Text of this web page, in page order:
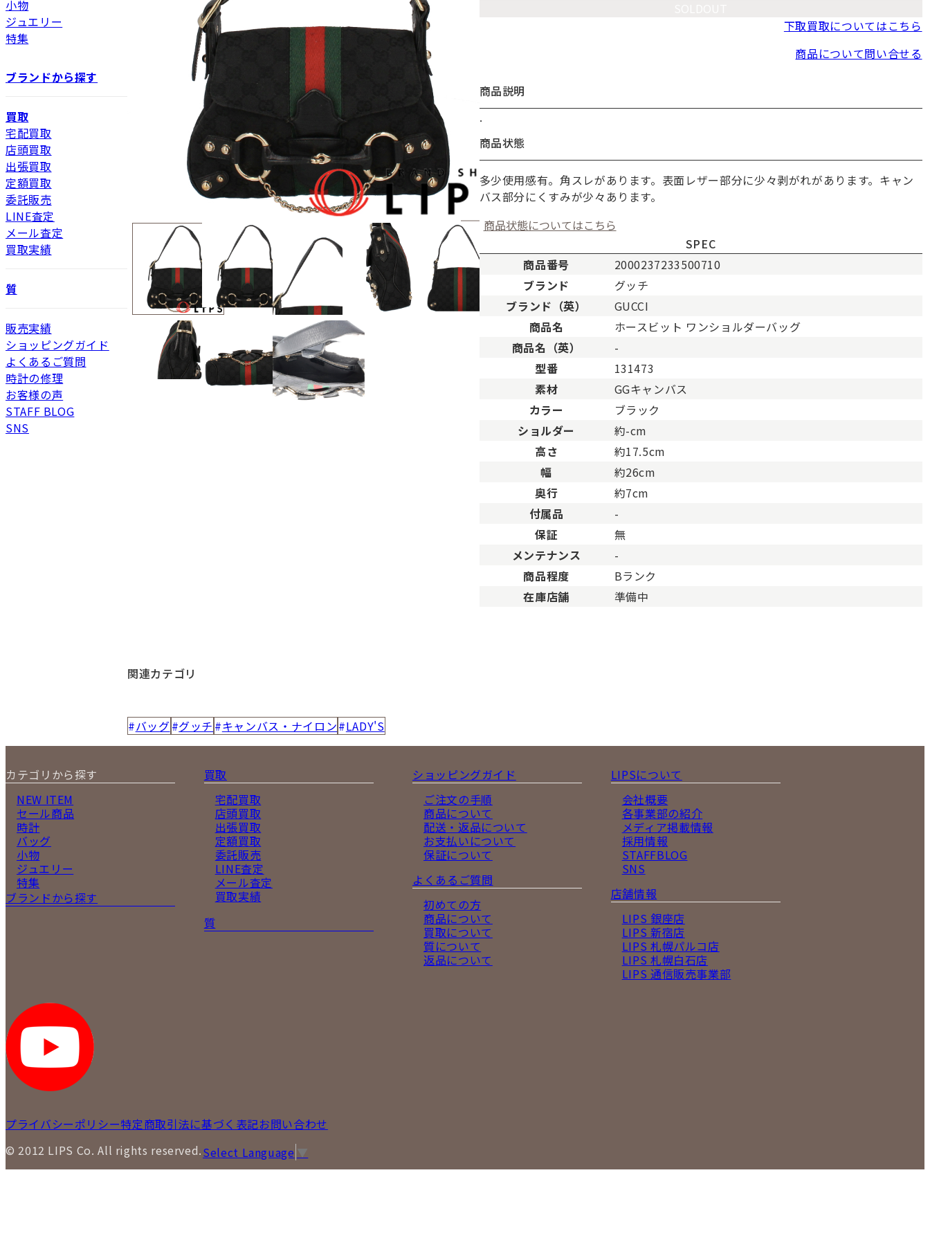
小物
ジュエリー
特集
ブランドから探す
買取
宅配買取
店頭買取
出張買取
定額買取
委託販売
LINE査定
メール査定
買取実績
質
販売実績
ショッピングガイド
よくあるご質問
時計の修理
お客様の声
STAFF BLOG
SNS
下取買取についてはこちら
商品について問い合せる
商品説明
.
商品状態
多少使用感有。角スレがあります。表面レザー部分に少々剥がれがあります。キャン
バス部分にくすみが少々あります。
商品状態についてはこちら
新品
新品状態。
未使用 展示品などの未使用品。
SAランク未使用同様品。数回使用した程度、もしくは新品に近い状態の商品。
Aランク 僅かな傷、汚れはありますが比較的程度の良い商品。
ABランク少々使用感はありますが、キズや汚れが少なめで比較的状態の良い商品。
一般的な使用感があり、傷・汚れがあるが使用に支障が無い商品。
とても使用感のある商品。傷や汚れなどがあり、目立つ場合があります。
SPEC
商品番号
2000237233500710
ブランド
グッチ
ブランド（英）
GUCCI
商品名
ホースビット ワンショルダーバッグ
商品名（英）
-
型番
131473
素材
GGキャンバス
カラー
ブラック
ショルダー
約-cm
高さ
約17.5cm
幅
約26cm
奥行
約7cm
付属品
-
保証
無
メンテナンス
-
商品程度
Bランク
在庫店舗
準備中
関連カテゴリ
バッグ グッチ キャンバス・ナイロン LADY'S
カテゴリから探す
NEW ITEM
セール商品
時計
バッグ
小物
ジュエリー
特集
ブランドから探す
買取
宅配買取
店頭買取
出張買取
定額買取
委託販売
LINE査定
メール査定
買取実績
質
ショッピングガイド
ご注文の手順
商品について
配送・返品について
お支払いについて
保証について
よくあるご質問
初めての方
商品について
買取について
質について
返品について
LIPSについて
会社概要
各事業部の紹介
メディア掲載情報
採用情報
STAFFBLOG
SNS
店舗情報
LIPS 銀座店
LIPS 新宿店
LIPS 札幌パルコ店
LIPS 札幌白石店
LIPS 通信販売事業部
プライバシーポリシー特定商取引法に基づく表記お問い合わせ
© 2012 LIPS Co. All rights reserved.Select Language ▼